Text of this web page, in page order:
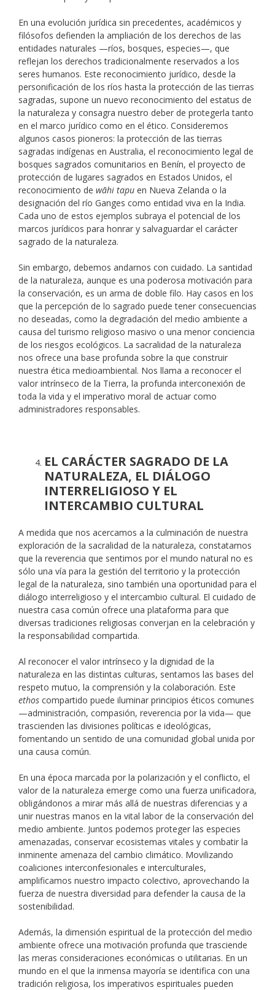
En una evolución jurídica sin precedentes, académicos y
filósofos defienden la ampliación de los derechos de las
entidades naturales —ríos, bosques, especies—, que
reflejan los derechos tradicionalmente reservados a los
seres humanos. Este reconocimiento jurídico, desde la
personificación de los ríos hasta la protección de las tierras
sagradas, supone un nuevo reconocimiento del estatus de
la naturaleza y consagra nuestro deber de protegerla tanto
en el marco jurídico como en el ético. Consideremos
algunos casos pioneros: la protección de las tierras
sagradas indígenas en Australia, el reconocimiento legal de
bosques sagrados comunitarios en Benín, el proyecto de
protección de lugares sagrados en Estados Unidos, el
reconocimiento de wāhi tapu en Nueva Zelanda o la
designación del río Ganges como entidad viva en la India.
Cada uno de estos ejemplos subraya el potencial de los
marcos jurídicos para honrar y salvaguardar el carácter
sagrado de la naturaleza.
Sin embargo, debemos andarnos con cuidado. La santidad
de la naturaleza, aunque es una poderosa motivación para
la conservación, es un arma de doble filo. Hay casos en los
que la percepción de lo sagrado puede tener consecuencias
no deseadas, como la degradación del medio ambiente a
causa del turismo religioso masivo o una menor conciencia
de los riesgos ecológicos. La sacralidad de la naturaleza
nos ofrece una base profunda sobre la que construir
nuestra ética medioambiental. Nos llama a reconocer el
valor intrínseco de la Tierra, la profunda interconexión de
toda la vida y el imperativo moral de actuar como
administradores responsables.
EL CARÁCTER SAGRADO DE LA
NATURALEZA, EL DIÁLOGO
INTERRELIGIOSO Y EL
INTERCAMBIO CULTURAL
A medida que nos acercamos a la culminación de nuestra
exploración de la sacralidad de la naturaleza, constatamos
que la reverencia que sentimos por el mundo natural no es
sólo una vía para la gestión del territorio y la protección
legal de la naturaleza, sino también una oportunidad para el
diálogo interreligioso y el intercambio cultural. El cuidado de
nuestra casa común ofrece una plataforma para que
diversas tradiciones religiosas converjan en la celebración y
la responsabilidad compartida.
Al reconocer el valor intrínseco y la dignidad de la
naturaleza en las distintas culturas, sentamos las bases del
respeto mutuo, la comprensión y la colaboración. Este
ethos compartido puede iluminar principios éticos comunes
—administración, compasión, reverencia por la vida— que
trascienden las divisiones políticas e ideológicas,
fomentando un sentido de una comunidad global unida por
una causa común.
En una época marcada por la polarización y el conflicto, el
valor de la naturaleza emerge como una fuerza unificadora,
obligándonos a mirar más allá de nuestras diferencias y a
unir nuestras manos en la vital labor de la conservación del
medio ambiente. Juntos podemos proteger las especies
amenazadas, conservar ecosistemas vitales y combatir la
inminente amenaza del cambio climático. Movilizando
coaliciones interconfesionales e interculturales,
amplificamos nuestro impacto colectivo, aprovechando la
fuerza de nuestra diversidad para defender la causa de la
sostenibilidad.
Además, la dimensión espiritual de la protección del medio
ambiente ofrece una motivación profunda que trasciende
las meras consideraciones económicas o utilitarias. En un
mundo en el que la inmensa mayoría se identifica con una
tradición religiosa, los imperativos espirituales pueden